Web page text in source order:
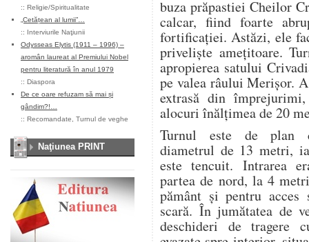
:: Religie/Spiritualitate
„Cetățean al lumii”…
:: Interviurile Naţiunii
Odysseas Elytis (1911 – 1996) –
aromân laureat al Premiului Nobel
pentru literatură în anul 1979
:: Diaspora
De ce oare refuzam să mai și
gândim?!…
:: Recomandate Turnul de veghe
Naţiunea PRINT
buza prăpastiei Cheilor
calcar, fiind foarte
fortificaţiei. Astăzi, ele
privelişte ameţitoare.
apropierea satului
pe valea râului Merişor.
extrasă din
alocuri înălţimea de 20
Turnul este de plan
diametrul de 13 metri,
este tencuit. Intrarea
partea de nord, la 4
pământ şi pentru acces
scară. În jumătatea de
deschideri de tragere